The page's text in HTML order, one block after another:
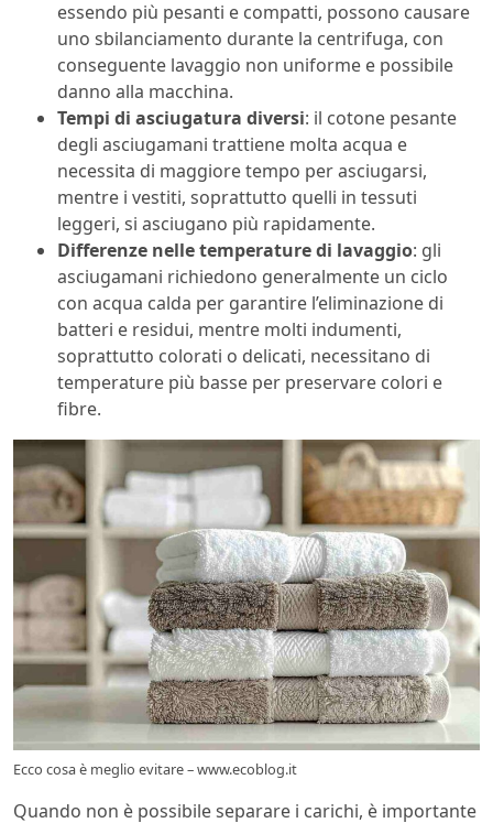
essendo più pesanti e compatti, possono causare
uno sbilanciamento durante la centrifuga, con
conseguente lavaggio non uniforme e possibile
danno alla macchina.
Tempi di asciugatura diversi: il cotone pesante
degli asciugamani trattiene molta acqua e
necessita di maggiore tempo per asciugarsi,
mentre i vestiti, soprattutto quelli in tessuti
leggeri, si asciugano più rapidamente.
Differenze nelle temperature di lavaggio: gli
asciugamani richiedono generalmente un ciclo
con acqua calda per garantire l’eliminazione di
batteri e residui, mentre molti indumenti,
soprattutto colorati o delicati, necessitano di
temperature più basse per preservare colori e
fibre.
Ecco cosa è meglio evitare – www.ecoblog.it
Quando non è possibile separare i carichi, è importante